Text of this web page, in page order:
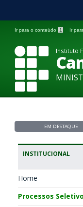
Ir para o conteúdo 1 Ir
Instituto
EM DESTAQUE
INSTITUCIONAL
Home
Processos